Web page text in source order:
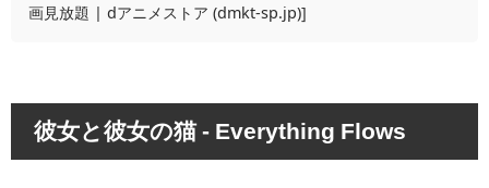
画見放題 | dアニメストア (dmkt-sp.jp)]
彼女と彼女の猫 - Everything Flows